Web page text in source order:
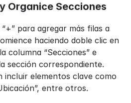
Organice Secciones
para agregar más filas a
haciendo doble clic en
columna “Secciones” e
sección correspondiente.
incluir elementos clave como
entre otros.